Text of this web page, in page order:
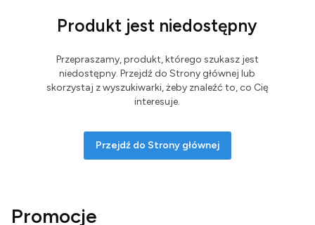
Produkt jest niedostępny
Przepraszamy, produkt, którego szukasz jest
niedostępny. Przejdź do Strony głównej lub
skorzystaj z wyszukiwarki, żeby znaleźć to, co Cię
interesuje.
Przejdź do Strony głównej
Promocje